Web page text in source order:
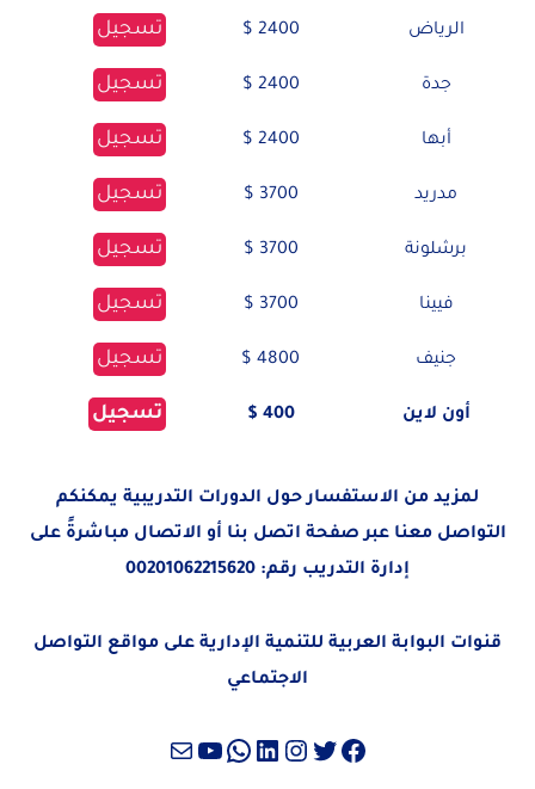
الرياض 2400 $ تسجيل
جدة 2400 $ تسجيل
أبها 2400 $ تسجيل
مدريد 3700 $ تسجيل
برشلونة 3700 $ تسجيل
فيينا 3700 $ تسجيل
جنيف 4800 $ تسجيل
أون لاين 400 $ تسجيل
لمزيد من الاستفسار حول الدورات التدريبية يمكنكم
التواصل معنا عبر صفحة اتصل بنا أو الاتصال مباشرةً على
إدارة التدريب رقم: 00201062215620
قنوات البوابة العربية للتنمية الإدارية على مواقع التواصل
الاجتماعي
فيسبوك
تويترإنستجرام
لينكد إن واتساب
يوتيوب
بريد